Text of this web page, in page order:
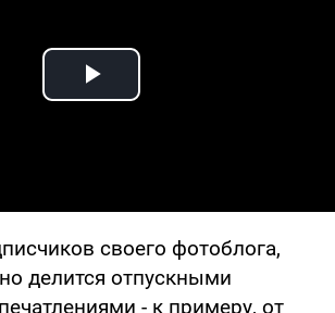
Play Video
своего фотоблога,
делится отпускными
- к примеру, от